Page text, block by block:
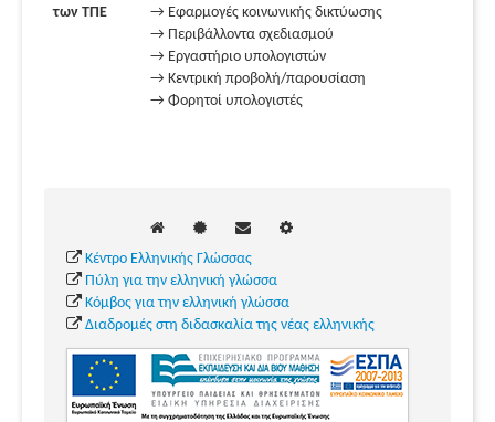
των ΤΠΕ
→ Εφαρμογές κοινωνικής δικτύωσης
→ Περιβάλλοντα σχεδιασμού
→ Εργαστήριο υπολογιστών
→ Κεντρική προβολή/παρουσίαση
→ Φορητοί υπολογιστές
Κέντρο Ελληνικής Γλώσσας
Πύλη για την ελληνική γλώσσα
Κόμβος για την ελληνική γλώσσα
Διαδρομές στη διδασκαλία της νέας ελληνικής